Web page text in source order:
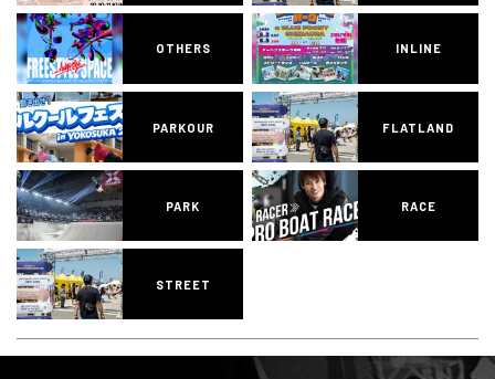
OTHERS INLINE
PARKOUR FLATLAND
PARK RACE
STREET